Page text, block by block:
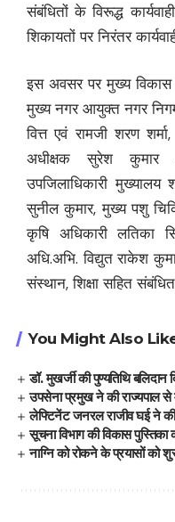
संबंधितों के विरूद्ध
शिकायतों पर निरंतर
इस अवसर पर मुख्य विकास
मुख्य नगर आयुक्त नगर निगम
वित्त एवं रामजी शरण
अधीक्षक सुरेश कुमार ,
उपजिलाधिकारी मुख्यालय
सुनील कुमार, मुख्य पशु
कृषि अधिकारी लतिका
अधि.अभि. विद्युत राकेश
संस्थान, शिक्षा सहित
You Might Also
डॉ. मुखर्जी की पुण्यतिथि बलिदान
उपसेना प्रमुख ने की राज्यपाल से
लेफ्टिनेंट जनरल राजीव घई ने
सूचना विभाग की विकास
नाग्नि को रोकने के प्रयासों को